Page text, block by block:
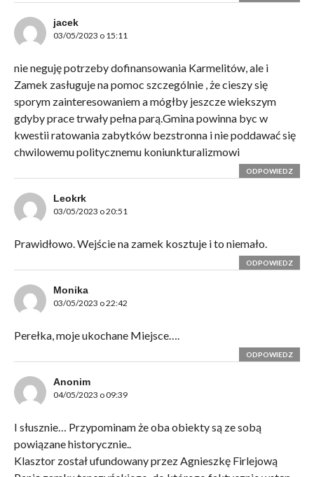
jacek
03/05/2023 o 15:11
nie neguję potrzeby dofinansowania Karmelitów, ale i
Zamek zasługuje na pomoc szczególnie , że cieszy się
sporym zainteresowaniem a mógłby jeszcze wiekszym
gdyby prace trwały pełna parą.Gmina powinna byc w
kwestii ratowania zabytków bezstronna i nie poddawać się
chwilowemu politycznemu koniunkturalizmowi
ODPOWIEDZ
Leokrk
03/05/2023 o 20:51
Prawidłowo. Wejście na zamek kosztuje i to niemało.
ODPOWIEDZ
Monika
03/05/2023 o 22:42
Perełka, moje ukochane Miejsce….
ODPOWIEDZ
Anonim
04/05/2023 o 09:39
I słusznie… Przypominam że oba obiekty są ze sobą
powiązane historycznie..
Klasztor został ufundowany przez Agnieszkę Firlejową